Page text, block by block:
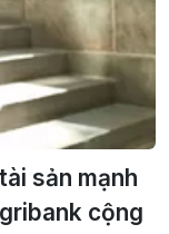
sản mạnh
cộng